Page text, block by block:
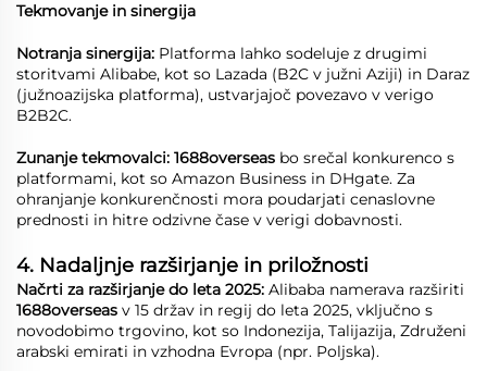
Tekmovanje in sinergija
Notranja sinergija: Platforma lahko sodeluje z drugimi
storitvami Alibabe, kot so Lazada (B2C v južni Aziji) in Daraz
(južnoazijska platforma), ustvarjajoč povezavo v verigo
B2B2C.
Zunanje tekmovalci: 1688overseas bo srečal konkurenco s
platformami, kot so Amazon Business in DHgate. Za
ohranjanje konkurenčnosti mora poudarjati cenaslovne
prednosti in hitre odzivne čase v verigi dobavnosti.
4. Nadaljnje razširjanje in priložnosti
Načrti za razširjanje do leta 2025: Alibaba namerava razširiti
1688overseas v 15 držav in regij do leta 2025, vključno s
novodobimo trgovino, kot so Indonezija, Talijazija, Združeni
arabski emirati in vzhodna Evropa (npr. Poljska).